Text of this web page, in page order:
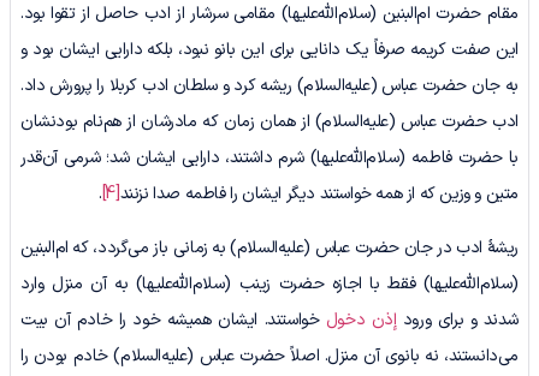
مقام حضرت ام‌البنین (سلام‌الله‌علیها) مقامی سرشار از ادب حاصل از تقوا بود.
این صفت کریمه صرفاً یک دانایی برای این بانو نبود، بلکه دارایی ایشان بود و
به جان حضرت عباس (علیه‌السلام) ریشه کرد و سلطان ادب کربلا را پرورش داد.
ادب حضرت عباس (علیه‌السلام) از همان زمان که مادرشان از هم‌نام بودنشان
با حضرت فاطمه (سلام‌الله‌علیها) شرم داشتند، دارایی ایشان شد؛ شرمی آن‌قدر
متین و وزین که از همه خواستند دیگر ایشان را فاطمه صدا نزنند[4]
.
ریشۀ ادب در جان حضرت عباس (علیه‌السلام) به زمانی باز می‌گردد، که ام‌البنین
(سلام‌الله‌علیها) فقط با اجازه حضرت زینب (سلام‌الله‌علیها) به آن منزل وارد
شدند و برای ورودإذن دخول خواستند. ایشان همیشه خود را خادم آن بیت
می‌دانستند، نه بانوی آن منزل. اصلاً حضرت عباس (علیه‌السلام) خادم بودن را